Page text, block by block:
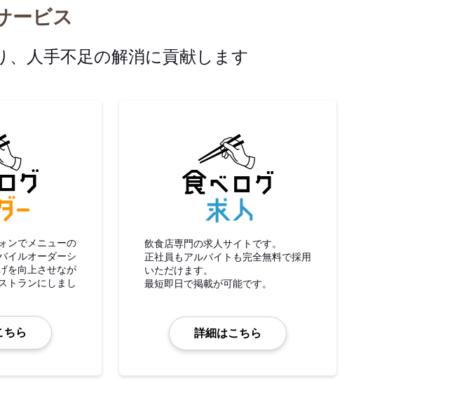
ービス
、人手不足の解消に貢献します
ンでメニューの
イルオーダーシ
を向上させなが
トランにしまし
ちら
飲食店専門の求人サイトです。
正社員もアルバイトも完全無料で採用
いただけます。
最短即日で掲載が可能です。
詳細はこちら